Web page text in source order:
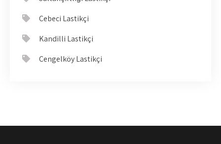
Cebeci Lastikçi
Kandilli Lastikçi
Çengelköy Lastikçi